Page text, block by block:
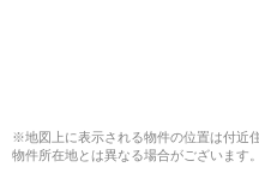
※地図上に表示される物件の位置は付近
物件所在地とは異なる場合がございます。